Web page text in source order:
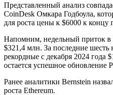
Представленный анализ
CoinDesk Омкара Годбоула,
для роста цены к $6000 к концу
Напомним, недельный приток в
$321,4 млн. За последние шесть
рекордные с декабря 2024 года
остается успешное обновление
Ранее аналитики Bernstein
роста Ethereum.